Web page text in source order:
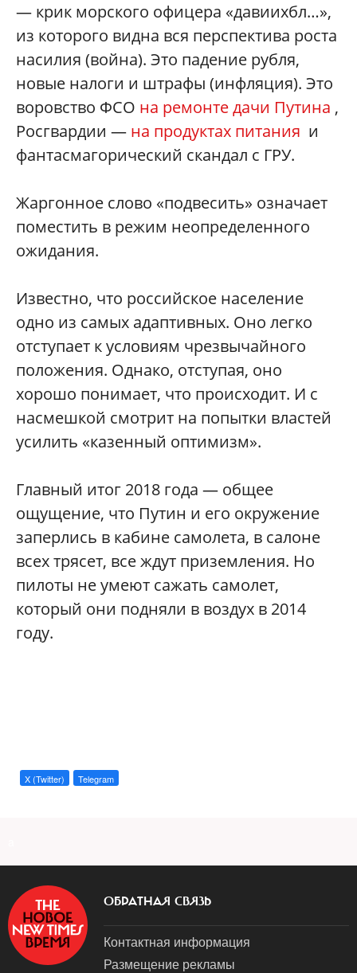
— крик морского офицера «давиихбл…»,
из которого видна вся перспектива роста
насилия (война). Это падение рубля,
новые налоги и штрафы (инфляция). Это
воровство ФСО на ремонте дачи Путина ,
Росгвардии — на продуктах питания и
фантасмагорический скандал с ГРУ.
Жаргонное слово «подвесить» означает
поместить в режим неопределенного
ожидания.
Известно, что российское население
одно из самых адаптивных. Оно легко
отступает к условиям чрезвычайного
положения. Однако, отступая, оно
хорошо понимает, что происходит. И с
насмешкой смотрит на попытки властей
усилить «казенный оптимизм».
Главный итог 2018 года — общее
ощущение, что Путин и его окружение
заперлись в кабине самолета, в салоне
всех трясет, все ждут приземления. Но
пилоты не умеют сажать самолет,
который они подняли в воздух в 2014
году.
X (Twitter) Telegram
ОБРАТНАЯ СВЯЗЬ
Контактная информация
Размещение рекламы